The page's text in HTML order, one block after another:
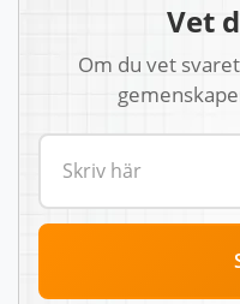
Vet
Om du vet